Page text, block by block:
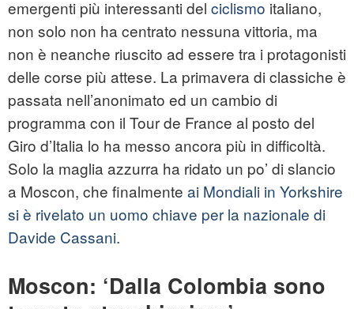
emergenti più interessanti del ciclismo italiano,
non solo non ha centrato nessuna vittoria, ma
non è neanche riuscito ad essere tra i protagonisti
delle corse più attese. La primavera di classiche è
passata nell’anonimato ed un cambio di
programma con il Tour de France al posto del
Giro d’Italia lo ha messo ancora più in difficoltà.
Solo la maglia azzurra ha ridato un po’ di slancio
a Moscon, che finalmente ai Mondiali in Yorkshire
si è rivelato un uomo chiave per la nazionale di
Davide Cassani.
Moscon: ‘Dalla Colombia sono